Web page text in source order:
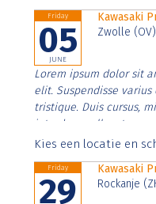
Friday
05
JUNE
Kawasaki
Zwolle (OV)
Lorem ipsum dolor sit
elit. Suspendisse
tristique. Duis cursus,
interdum nulla, ut
Aenean faucibus nibh
Kies een locatie en
Friday
29
Kawasaki
Rockanje